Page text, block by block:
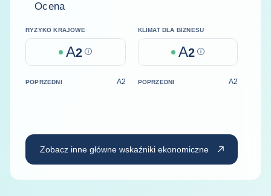
Ocena
RYZYKO KRAJOWE
A2 Help
KLIMAT DLA BIZNESU
A2 Help
POPRZEDNI A2 POPRZEDNI A2
Zobacz inne główne wskaźniki ekonomiczne